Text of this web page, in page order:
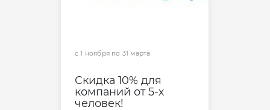
с 1 ноября по 31 мартa
Скидка 10% для
компаний от 5-х
человек!